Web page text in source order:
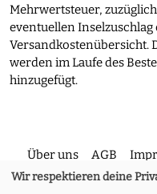
Mehrwertsteuer,
eventuellen
Versandkostenübersicht.
werden im Laufe des
hinzugefügt.
Über uns AGB
Wir respektieren deine